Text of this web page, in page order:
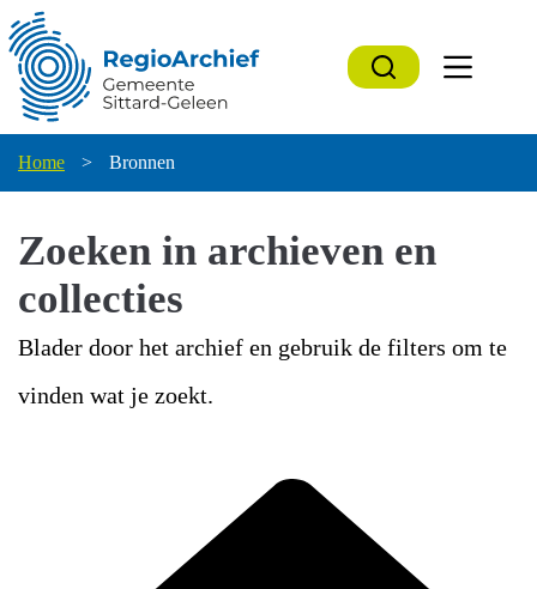
naar
de
inhoud
Home > Bronnen
Zoeken in archieven en
collecties
Blader door het archief en gebruik de filters om te
vinden wat je zoekt.